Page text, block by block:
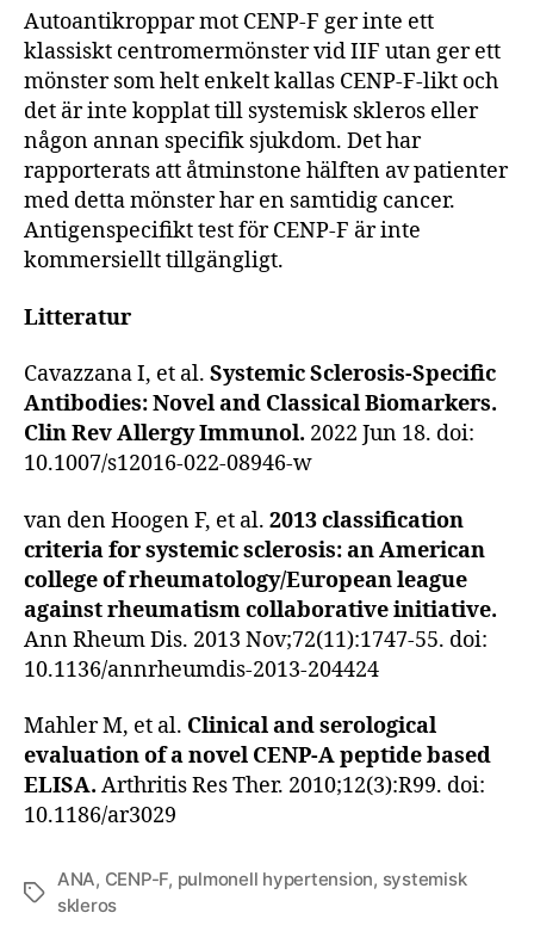
Autoantikroppar mot CENP-F ger inte ett
klassiskt centromermönster vid IIF utan ger ett
mönster som helt enkelt kallas CENP-F-likt och
det är inte kopplat till systemisk skleros eller
någon annan specifik sjukdom. Det har
rapporterats att åtminstone hälften av patienter
med detta mönster har en samtidig cancer.
Antigenspecifikt test för CENP-F är inte
kommersiellt tillgängligt.
Litteratur
Cavazzana I, et al. Systemic Sclerosis-Specific
Antibodies: Novel and Classical Biomarkers.
Clin Rev Allergy Immunol. 2022 Jun 18. doi:
10.1007/s12016-022-08946-w
van den Hoogen F, et al. 2013 classification
criteria for systemic sclerosis: an American
college of rheumatology/European league
against rheumatism collaborative initiative.
Ann Rheum Dis. 2013 Nov;72(11):1747-55. doi:
10.1136/annrheumdis-2013-204424
Mahler M, et al. Clinical and serological
evaluation of a novel CENP-A peptide based
ELISA. Arthritis Res Ther. 2010;12(3):R99. doi:
10.1186/ar3029
Etiketter
ANA, CENP-F, pulmonell hypertension, systemisk
skleros